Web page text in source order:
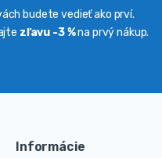
budete vedieť ako prví.
zľavu -3 %na prvý nákup.
Informácie